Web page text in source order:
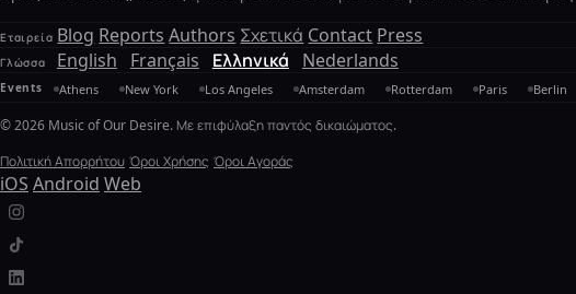
Εταιρεία Blog Reports Authors Σχετικά Contact Press
Γλώσσα English Français Ελληνικά Nederlands
Events Athens New York Los Angeles Amsterdam Rotterdam Paris Berlin
© 2026 Music of Our Desire. Με επιφύλαξη παντός δικαιώματος.
Πολιτική Απορρήτου Όροι Χρήσης Όροι Αγοράς
iOS Android Web